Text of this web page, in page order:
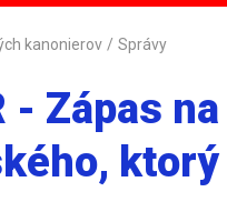
kanonierov / Správy
- Zápas na
ktorý